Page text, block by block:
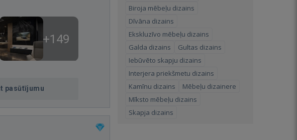
+149
pasūtījumu
Biroja mēbeļu dizains
Dīvāna dizains
Ekskluzīvo mēbeļu dizains
Galda dizains
Gultas dizains
Iebūvēto skapju dizains
Interjera priekšmetu dizains
Kamīnu dizains
Mēbeļu dizainere
Mīksto mēbeļu dizains
Skapja dizains